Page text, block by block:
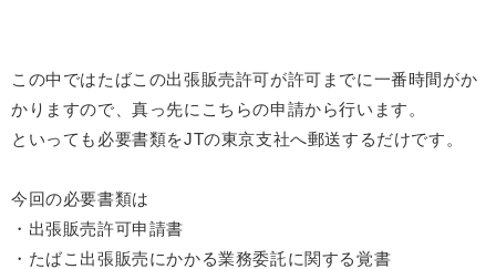
この中ではたばこの出張販売許可が許可までに一番時間がか
かりますので、真っ先にこちらの申請から行います。
といっても必要書類をJTの東京支社へ郵送するだけです。
今回の必要書類は
・出張販売許可申請書
・たばこ出張販売にかかる業務委託に関する覚書